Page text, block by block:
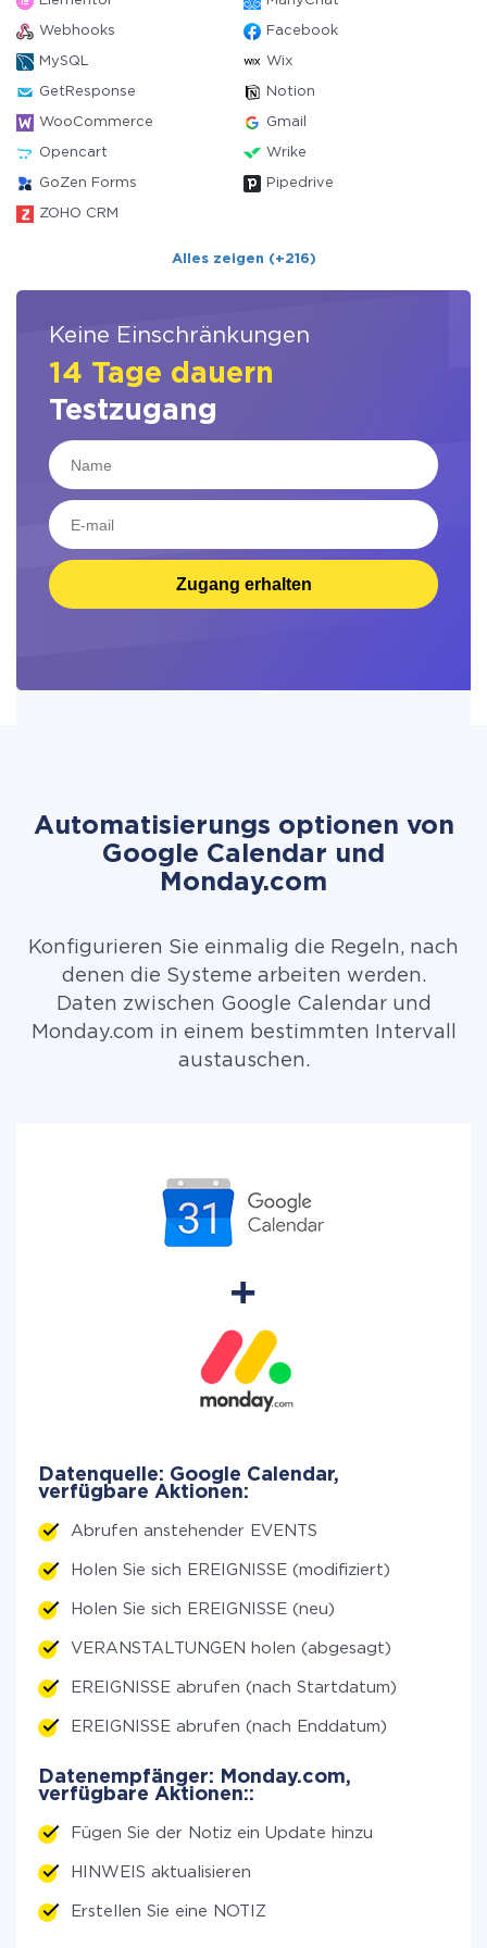
Webhooks Facebook
MySQL Wix
GetResponse Notion
WooCommerce Gmail
Opencart Wrike
GoZen Forms Pipedrive
ZOHO CRM
Alles zeigen (+216)
Keine Einschränkungen
14 Tage dauern
Testzugang
Zugang erhalten
Automatisierungs optionen von
Google Calendar und
Monday.com
Konfigurieren Sie einmalig die Regeln, nach
denen die Systeme arbeiten werden.
Daten zwischen Google Calendar und
Monday.com in einem bestimmten Intervall
austauschen.
Datenquelle: Google Calendar,
verfügbare Aktionen:
Abrufen anstehender EVENTS
Holen Sie sich EREIGNISSE (modifiziert)
Holen Sie sich EREIGNISSE (neu)
VERANSTALTUNGEN holen (abgesagt)
EREIGNISSE abrufen (nach Startdatum)
EREIGNISSE abrufen (nach Enddatum)
Datenempfänger: Monday.com,
verfügbare Aktionen::
Fügen Sie der Notiz ein Update hinzu
HINWEIS aktualisieren
Erstellen Sie eine NOTIZ